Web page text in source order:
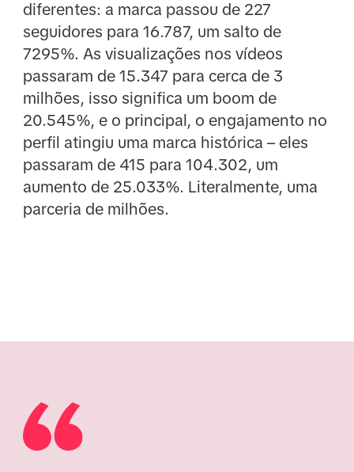
diferentes: a marca passou de 227
seguidores para 16.787, um salto de
7295%. As visualizações nos vídeos
passaram de 15.347 para cerca de 3
milhões, isso significa um boom de
20.545%, e o principal, o engajamento no
perfil atingiu uma marca histórica – eles
passaram de 415 para 104.302, um
aumento de 25.033%. Literalmente, uma
parceria de milhões.